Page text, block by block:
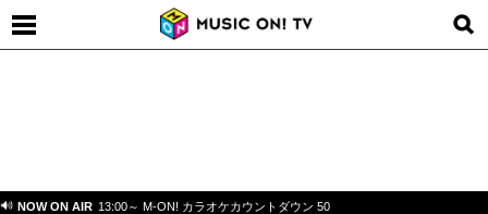
NOW ON AIR 13:00～ M-ON! カラオケカウントダウン 50